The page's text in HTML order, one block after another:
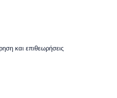
και επιθεωρήσεις